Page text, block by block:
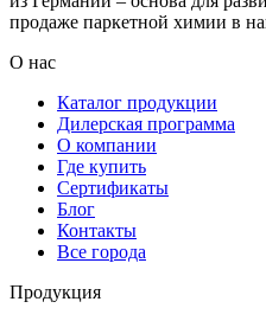
продаже паркетной химии в
О нас
Каталог продукции
Дилерская программа
О компании
Где купить
Сертификаты
Блог
Контакты
Все города
Продукция